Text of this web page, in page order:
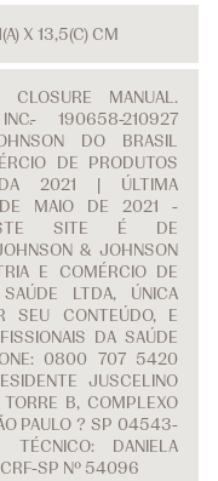
X 13,5(C) CM
CLOSURE MANUAL.
190658-210927
DO BRASIL
DE PRODUTOS
2021 | ÚLTIMA
DE MAIO DE 2021 -
SITE É DE
& JOHNSON
E COMÉRCIO DE
LTDA, ÚNICA
SEU CONTEÚDO, E
DA SAÚDE
0800 707 5420
JUSCELINO
B, COMPLEXO
PAULO ? SP 04543-
TÉCNICO: DANIELA
CRF-SP Nº 54096